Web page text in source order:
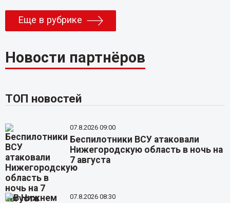
Еще в рубрике
Новости партнёров
ТОП новостей
07.8.2026 09:00
Беспилотники ВСУ атаковали
Нижегородскую область в ночь на
7 августа
07.8.2026 08:30